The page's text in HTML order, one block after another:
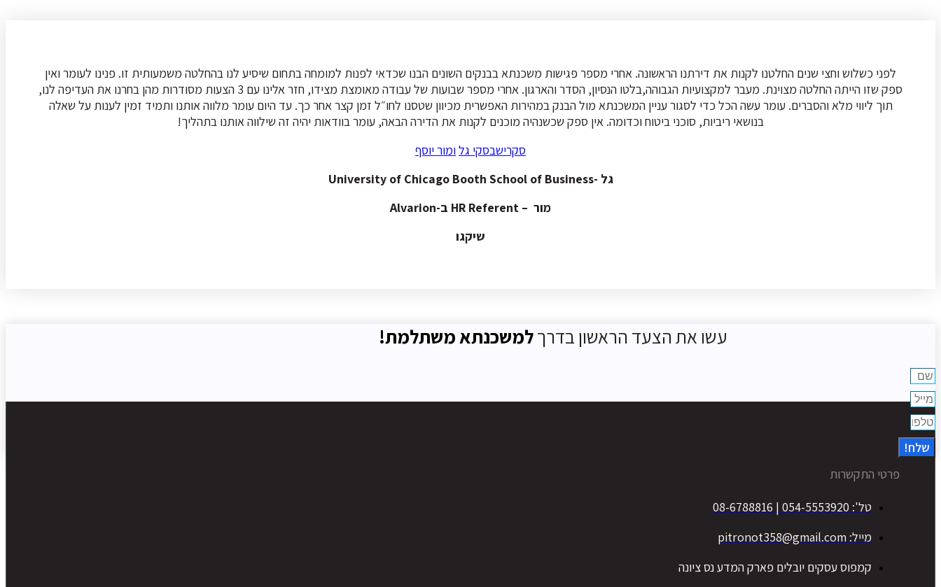
לפני כשלוש וחצי שנים החלטנו לקנות את דירתנו הראשונה. אחרי מספר פגישות משכנתא בבנקים השונים הבנו שכדאי לפנות למומחה בתחום שיסיע לנו בהחלטה משמעותית זו. פנינו לעומר ואין
ספק שזו הייתה החלטה מצוינת. מעבר למקצועיות הגבוהה,בלטו הנסיון, הסדר והארגון. אחרי מספר שבועות של עבודה מאומצת מצידו, חזר אלינו עם 3 הצעות מסודרות מהן בחרנו את העדיפה לנו,
תוך ליווי מלא והסברים. עומר עשה הכל כדי לסגור עניין המשכנתא מול הבנק במהירות האפשרית מכיוון שטסנו לחו״ל זמן קצר אחר כך. עד היום עומר מלווה אותנו ותמיד זמין לענות על שאלה
בנושאי ריביות, סוכני ביטוח וכדומה. אין ספק שכשנהיה מוכנים לקנות את הדירה הבאה, עומר בוודאות יהיה זה שילווה אותנו בתהליך!
סקרישבסקי גלומור יוסף
גל -‎University of Chicago Booth School of Business
מור – ‏‎HR Referent‎‏ ב-‏‎Alvarion‎‏
שיקגו
עשו את הצעד הראשון בדרךלמשכנתא משתלמת!
שלח!
פרטי התקשרות
טל': 054-5553920 | 08-6788816
מייל: pitronot358@gmail.com
קמפוס עסקים יובלים פארק המדע נס ציונה